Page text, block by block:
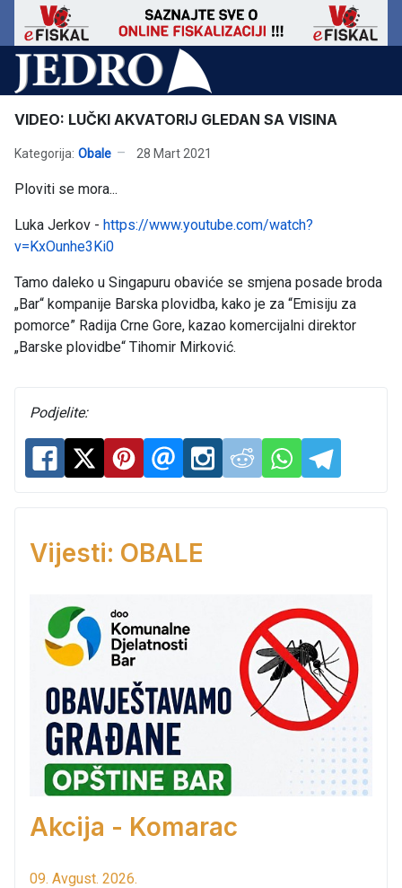
VIDEO: LUČKI AKVATORIJ GLEDAN SA VISINA
Kategorija: Obale 28 Mart 2021
Ploviti se mora...
Luka Jerkov - https://www.youtube.com/watch?
v=KxOunhe3Ki0
Tamo daleko u Singapuru obaviće se smjena posade broda
„Bar“ kompanije Barska plovidba, kako je za “Emisiju za
pomorce” Radija Crne Gore, kazao komercijalni direktor
„Barske plovidbe“ Tihomir Mirković.
Podjelite:
Vijesti: OBALE
Akcija - Komarac
09. Avgust. 2026.